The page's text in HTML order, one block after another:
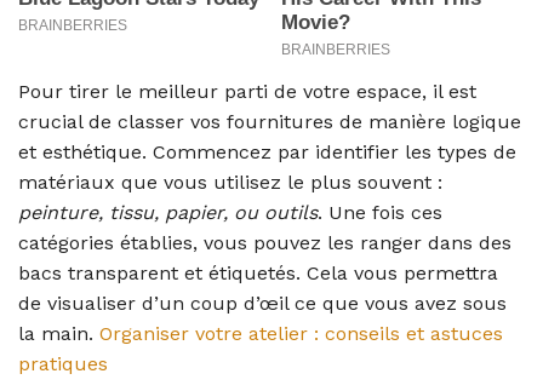
Pour tirer le meilleur parti de votre espace, il est
crucial de classer vos fournitures de manière logique
et esthétique. Commencez par identifier les types de
matériaux que vous utilisez le plus souvent :
peinture, tissu, papier, ou outils. Une fois ces
catégories établies, vous pouvez les ranger dans des
bacs transparent et étiquetés. Cela vous permettra
de visualiser d’un coup d’œil ce que vous avez sous
la main. Organiser votre atelier : conseils et astuces
pratiques